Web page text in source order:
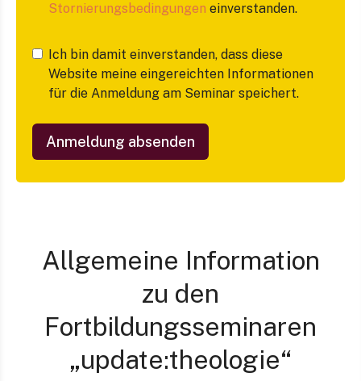
Stornierungsbedingungen einverstanden.
Ich bin damit einverstanden, dass diese
Website meine eingereichten Informationen
für die Anmeldung am Seminar speichert.
Anmeldung absenden
Allgemeine Information
zu den
Fortbildungsseminaren
„update:theologie“